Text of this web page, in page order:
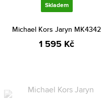
Skladem
Michael Kors Jaryn MK4342
1 595 Kč